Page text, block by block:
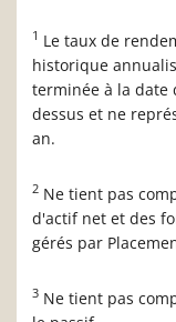
1 Le taux de
historique
terminée à la date
dessus et ne
an.
2 Ne tient pas
d'actif net et des
gérés par
3 Ne tient pas